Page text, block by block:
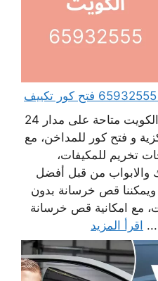
خدمات شركة قص خرسانة الكويت متاحة على مدار 24
و فتح كور للمداخن، مع
تخريم للمكيفات،
والابواب من قبل أفضل
قص خرسانة بدون
مع امكانية قص خرسانة
اقرأ المزيد